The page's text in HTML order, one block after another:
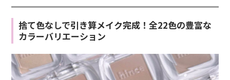
捨て色なしで引き算メイク完成！全22色の豊富な
カラーバリエーション